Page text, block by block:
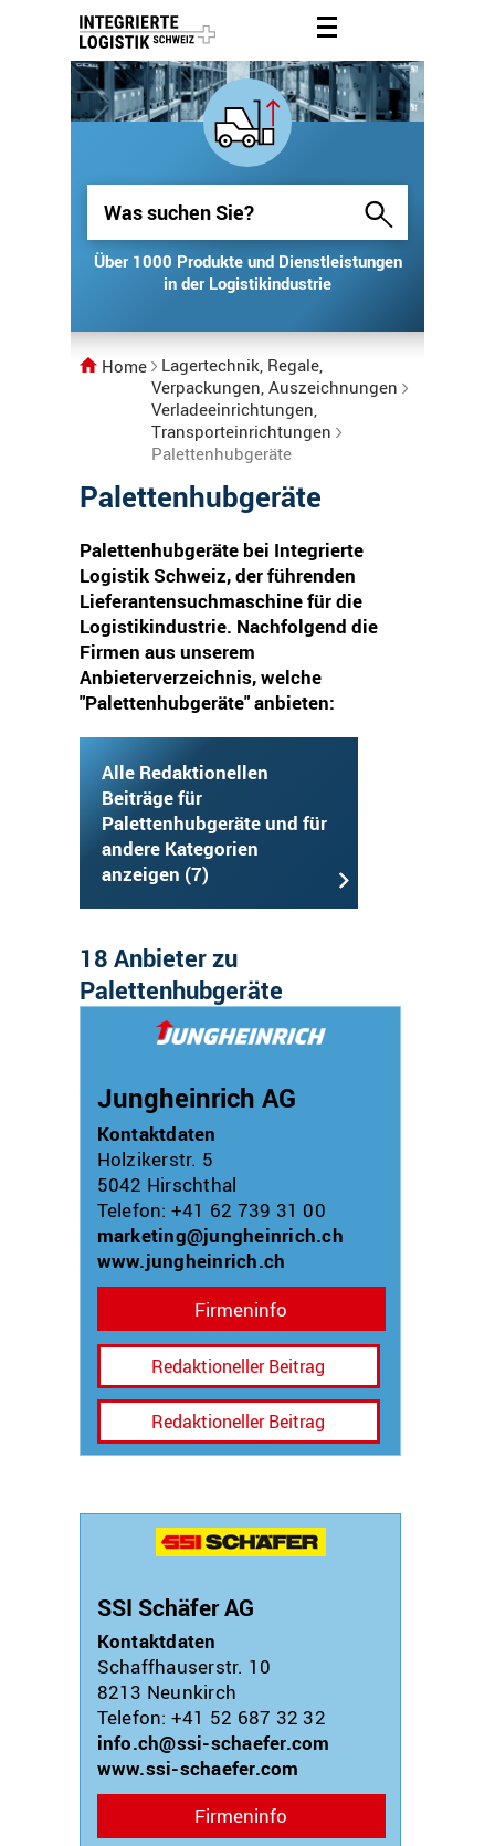
Über 1000 Produkte und Dienstleistungen
in der Logistikindustrie
Über 1000 Produkte und Dienstleistungen
in der Logistikindustrie
Home
Lagertechnik, Regale,
Verpackungen, Auszeichnungen
Verladeeinrichtungen,
Transporteinrichtungen
Palettenhubgeräte
Palettenhubgeräte
Palettenhubgeräte bei Integrierte
Logistik Schweiz, der führenden
Lieferantensuchmaschine für die
Logistikindustrie. Nachfolgend die
Firmen aus unserem
Anbieterverzeichnis, welche
"Palettenhubgeräte" anbieten:
Alle Redaktionellen
Beiträge für
Palettenhubgeräte und für
andere Kategorien
anzeigen (7)
18 Anbieter zu
Palettenhubgeräte
Firmeninfo
Redaktioneller Beitrag
Redaktioneller Beitrag
Jungheinrich AG
Kontaktdaten
Holzikerstr. 5
5042 Hirschthal
Telefon: +41 62 739 31 00
marketing@jungheinrich.ch
www.jungheinrich.ch
Firmeninfo
SSI Schäfer AG
Kontaktdaten
Schaffhauserstr. 10
8213 Neunkirch
Telefon: +41 52 687 32 32
info.ch@ssi-schaefer.com
www.ssi-schaefer.com